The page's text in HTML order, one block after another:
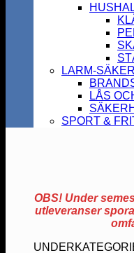
LARM-
LÅS
SPORT &
OBS! Under
utleveranser